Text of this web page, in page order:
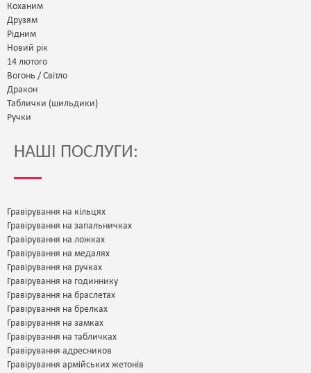
Коханим
Друзям
Рідним
Новий рік
14 лютого
Вогонь / Світло
Дракон
Таблички (шильдики)
Ручки
НАШІ ПОСЛУГИ:
Гравірування на кільцях
Гравірування на запальничках
Гравірування на ложках
Гравірування на медалях
Гравірування на ручках
Гравірування на годиннику
Гравірування на браслетах
Гравірування на брелках
Гравірування на замках
Гравірування на табличках
Гравірування адресников
Гравірування армійських жетонів